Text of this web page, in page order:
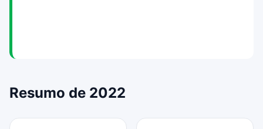
Resumo de 2022